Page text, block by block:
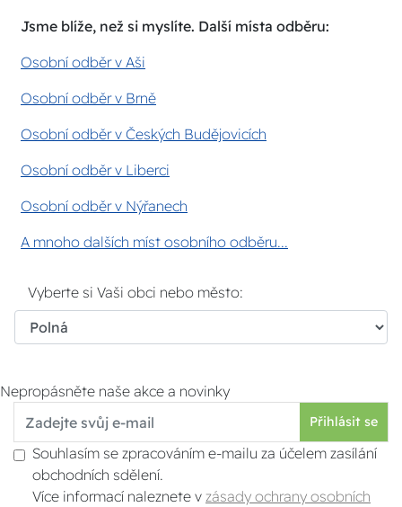
Jsme blíže, než si myslíte. Další místa odběru:
Osobní odběr v Aši
Osobní odběr v Brně
Osobní odběr v Českých Budějovicích
Osobní odběr v Liberci
Osobní odběr v Nýřanech
A mnoho dalších míst osobního odběru...
Vyberte si Vaši obci nebo město:
Nepropásněte naše akce a novinky
Přihlásit se
Souhlasím se zpracováním e-mailu za účelem zasílání
obchodních sdělení.
Více informací naleznete v zásady ochrany osobních